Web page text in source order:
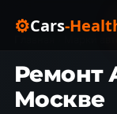
⚙Cars-
Ремонт
Москве